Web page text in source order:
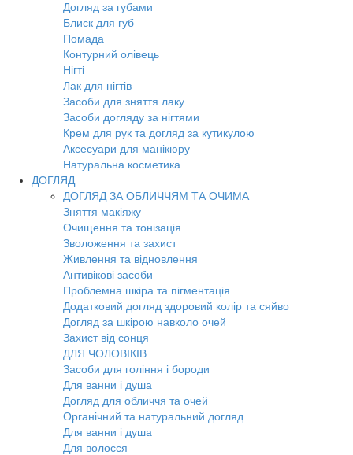
Догляд за губами
Блиск для губ
Помада
Контурний олівець
Нігті
Лак для нігтів
Засоби для зняття лаку
Засоби догляду за нігтями
Крем для рук та догляд за кутикулою
Аксесуари для манікюру
Натуральна косметика
ДОГЛЯД
ДОГЛЯД ЗА ОБЛИЧЧЯМ ТА ОЧИМА
Зняття макіяжу
Очищення та тонізація
Зволоження та захист
Живлення та відновлення
Антивікові засоби
Проблемна шкіра та пігментація
Додатковий догляд здоровий колір та сяйво
Догляд за шкірою навколо очей
Захист від сонця
ДЛЯ ЧОЛОВІКІВ
Засоби для гоління і бороди
Для ванни і душа
Догляд для обличчя та очей
Органічний та натуральний догляд
Для ванни і душа
Для волосся